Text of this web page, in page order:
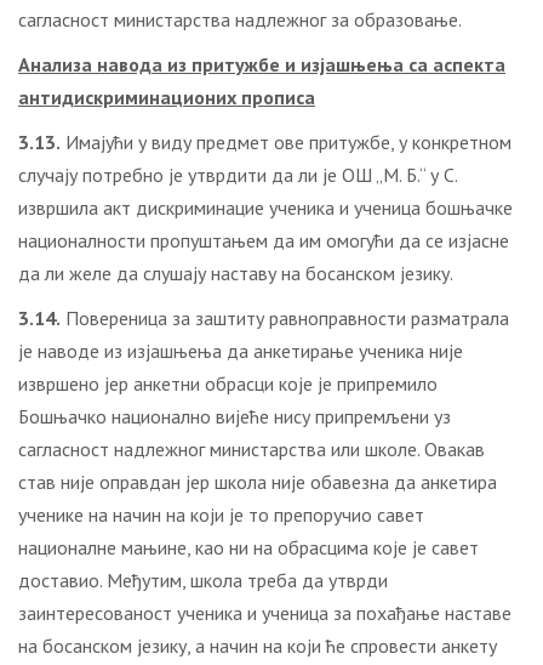
сагласност министарства надлежног за образовање.
Анализа навода из притужбе и изјашњења са аспекта
антидискриминационих прописа
3.13. Имајући у виду предмет ове притужбе, у конкретном
случају потребно је утврдити да ли је ОШ „М. Б.“ у С.
извршила акт дискриминацие ученика и ученица бошњачке
националности пропуштањем да им омогући да се изјасне
да ли желе да слушају наставу на босанском језику.
3.14. Повереница за заштиту равноправности разматрала
је наводе из изјашњења да анкетирање ученика није
извршено јер анкетни обрасци које је припремило
Бошњачко национално вијеће нису припремљени уз
сагласност надлежног министарства или школе. Овакав
став није оправдан јер школа није обавезна да анкетира
ученике на начин на који је то препоручио савет
националне мањине, као ни на обрасцима које је савет
доставио. Међутим, школа треба да утврди
заинтересованост ученика и ученица за похађање наставе
на босанском језику, а начин на који ће спровести анкету